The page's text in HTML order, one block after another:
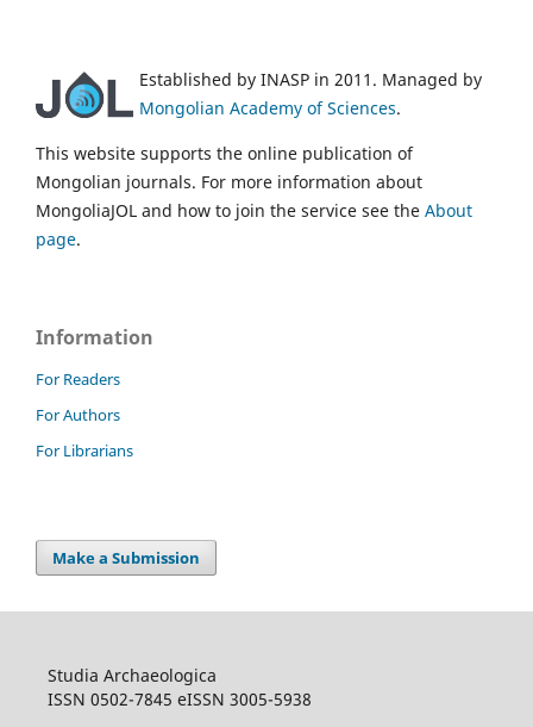
Established by INASP in 2011. Managed by
Mongolian Academy of Sciences.
This website supports the online publication of
Mongolian journals. For more information about
MongoliaJOL and how to join the service see the About
page.
Information
For Readers
For Authors
For Librarians
Make a Submission
Studia Archaeologica
ISSN 0502-7845 eISSN 3005-5938